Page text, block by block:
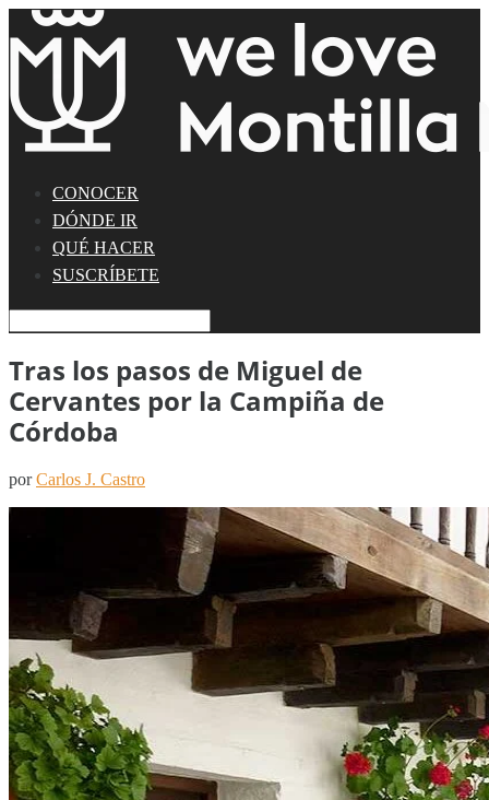
CONOCER
DÓNDE IR
QUÉ HACER
SUSCRÍBETE
Tras los pasos de Miguel de
Cervantes por la Campiña de
Córdoba
porCarlos J. Castro